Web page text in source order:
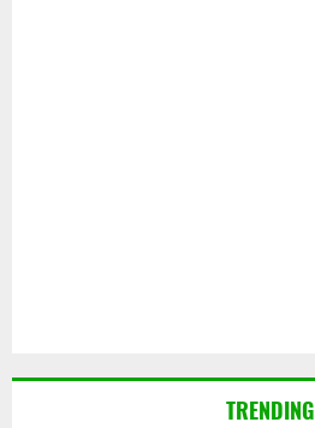
TRENDING